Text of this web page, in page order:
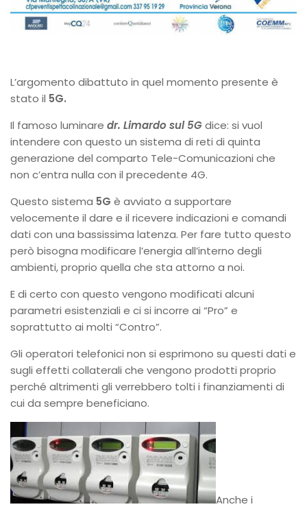
L’argomento dibattuto in quel momento presente è
stato il 5G.
Il famoso luminare dr. Limardo sul 5Gdice: si vuol
intendere con questo un sistema di reti di quinta
generazione del comparto Tele-Comunicazioni che
non c’entra nulla con il precedente 4G.
Questo sistema 5G è avviato a supportare
velocemente il dare e il ricevere indicazioni e comandi
dati con una bassissima latenza. Per fare tutto questo
però bisogna modificare l’energia all’interno degli
ambienti, proprio quella che sta attorno a noi.
E di certo con questo vengono modificati alcuni
parametri esistenziali e ci si incorre ai “Pro” e
soprattutto ai molti “Contro”.
Gli operatori telefonici non si esprimono su questi dati e
sugli effetti collaterali che vengono prodotti proprio
perché altrimenti gli verrebbero tolti i finanziamenti di
cui da sempre beneficiano.
Anche i